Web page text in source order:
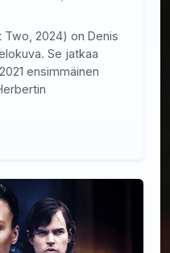
Two, 2024) on Denis
Se jatkaa
ensimmäinen